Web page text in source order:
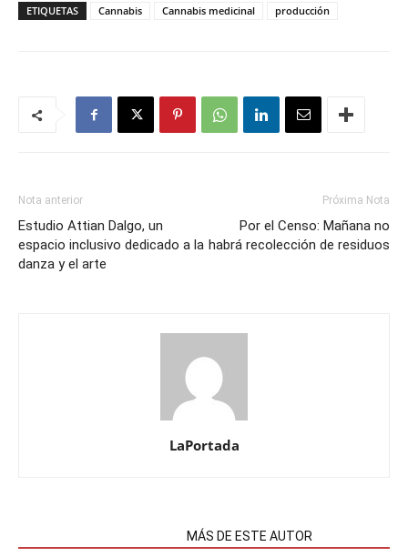
ETIQUETAS Cannabis Cannabis medicinal producción
Nota anterior
Estudio Attian Dalgo, un
espacio inclusivo dedicado a la
danza y el arte
Próxima Nota
Por el Censo: Mañana no
habrá recolección de residuos
LaPortada
MÁS DE ESTE AUTOR